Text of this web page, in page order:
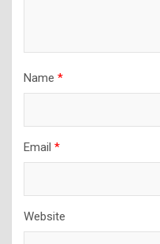
Name *
Email *
Website